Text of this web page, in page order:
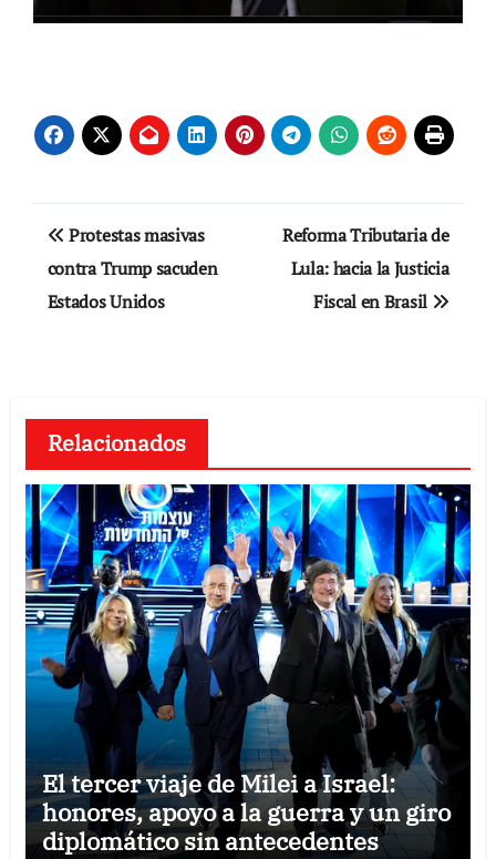
Navegación
de
entradas
Protestas masivas
contra Trump sacuden
Estados Unidos
Reforma Tributaria de
Lula: hacia la Justicia
Fiscal en Brasil
Relacionados
El tercer viaje de Milei a Israel:
honores, apoyo a la guerra y un giro
diplomático sin antecedentes